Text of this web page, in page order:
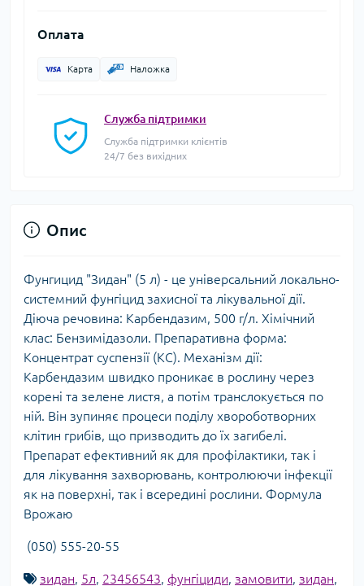
Оплата
Карта Наложка
Служба підтримки
Служба підтримки клієнтів
24/7 без вихідних
Опис
Фунгицид "Зидан" (5 л) - це універсальний локально-
системний фунгіцид захисної та лікувальної дії.
Діюча речовина: Карбендазим, 500 г/л. Хімічний
клас: Бензимідазоли. Препаративна форма:
Концентрат суспензії (КС). Механізм дії:
Карбендазим швидко проникає в рослину через
корені та зелене листя, а потім транслокується по
ній. Він зупиняє процеси поділу хвороботворних
клітин грибів, що призводить до їх загибелі.
Препарат ефективний як для профілактики, так і
для лікування захворювань, контролюючи інфекції
як на поверхні, так і всередині рослини. Формула
Врожаю
(050) 555-20-55
зидан, 5л, 23456543, фунгіциди, замовити, зидан,